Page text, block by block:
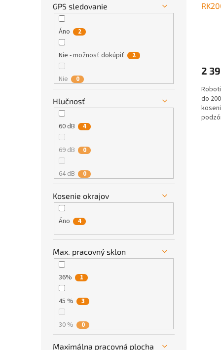
80 minút 1
110 minút
120 minút 4
GPS sledovanie
Áno 2
Nie - možnosť dokúpiť 2
Nie 0
Hlučnosť
60 dB 4
69 dB 0
64 dB 0
Kosenie okrajov
Áno 4
Max. pracovný sklon
36% 1
45 % 3
30 % 0
Maximálna pracovná plocha
2
do